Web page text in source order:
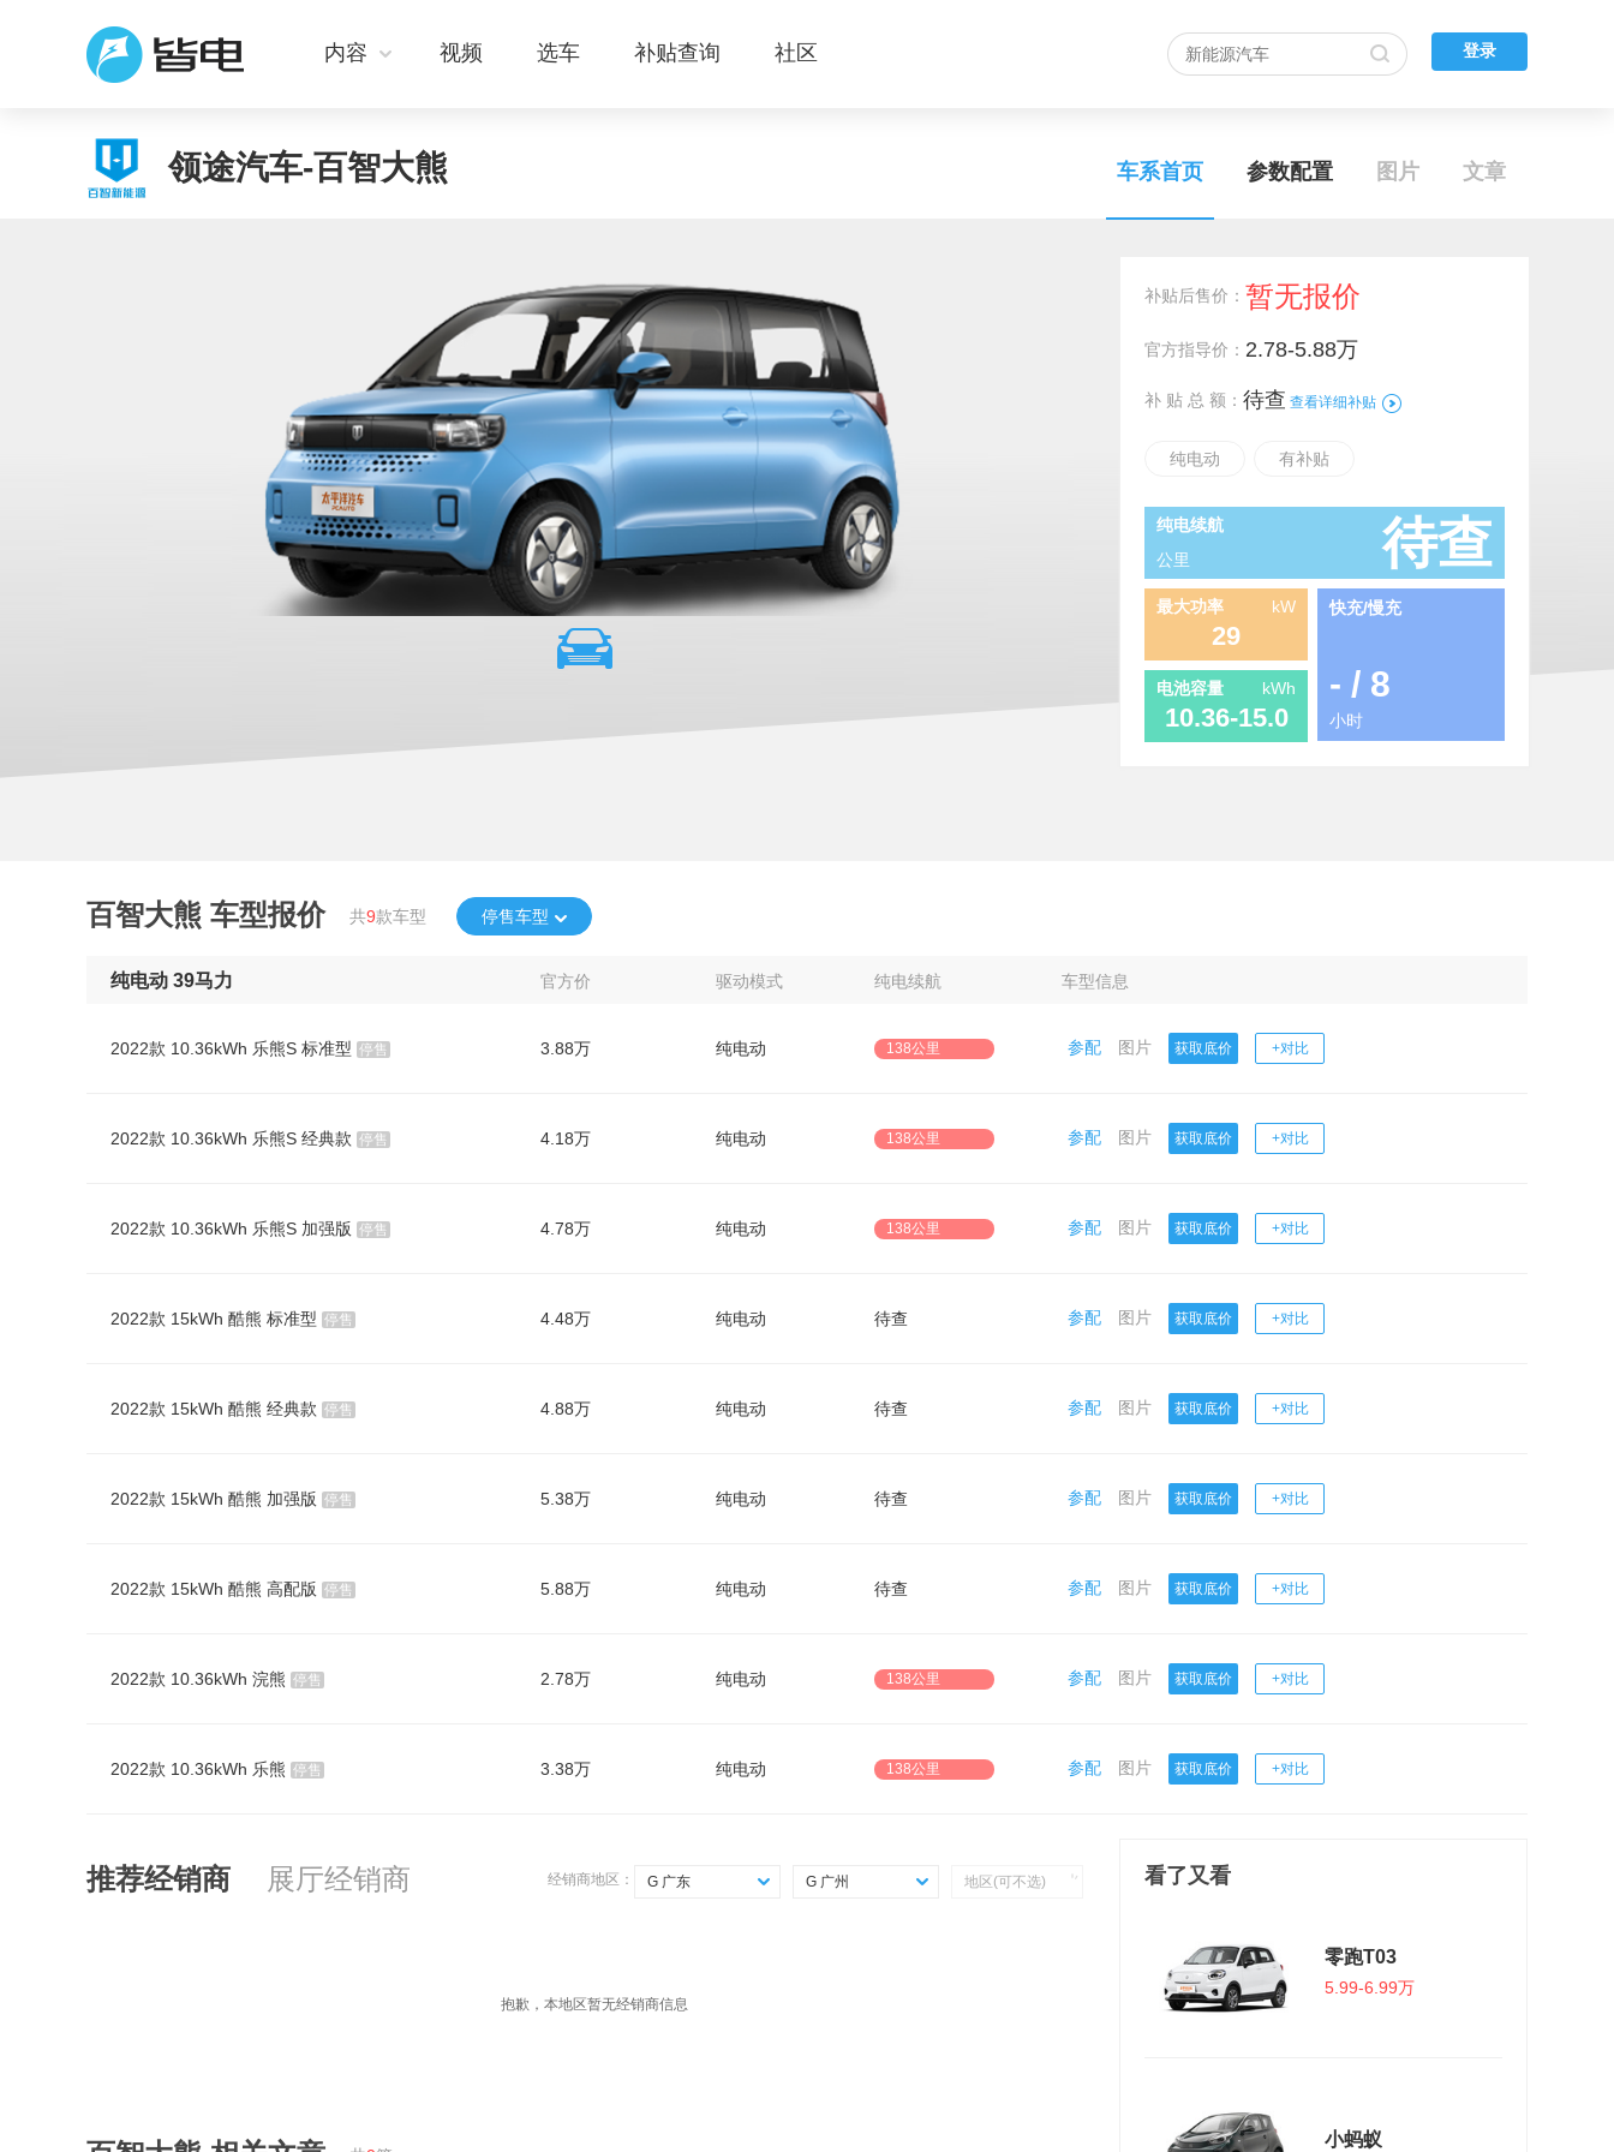
内容 视频 选车 补贴查询 社区 登录
领途汽车-百智大熊 车系首页 参数配置 图片 文章
补贴后售价： 暂无报价
官方指导价： 2.78-5.88万
补 贴 总 额： 待查 查看详细补贴
纯电动 有补贴
纯电续航
公里
待查
最大功率 kW
29
电池容量 kWh
10.36-15.0
快充/慢充
- / 8
小时
百智大熊 车型报价 共9款车型 停售车型
纯电动 39马力 官方价 驱动模式 纯电续航 车型信息
2022款 10.36kWh 乐熊S 标准型 停售 3.88万 纯电动 138公里 参配 图片 获取底价 +对比
2022款 10.36kWh 乐熊S 经典款 停售 4.18万 纯电动 138公里 参配 图片 获取底价 +对比
2022款 10.36kWh 乐熊S 加强版 停售 4.78万 纯电动 138公里 参配 图片 获取底价 +对比
2022款 15kWh 酷熊 标准型 停售 4.48万 纯电动 待查 参配 图片 获取底价 +对比
2022款 15kWh 酷熊 经典款 停售 4.88万 纯电动 待查 参配 图片 获取底价 +对比
2022款 15kWh 酷熊 加强版 停售 5.38万 纯电动 待查 参配 图片 获取底价 +对比
2022款 15kWh 酷熊 高配版 停售 5.88万 纯电动 待查 参配 图片 获取底价 +对比
2022款 10.36kWh 浣熊 停售 2.78万 纯电动 138公里 参配 图片 获取底价 +对比
2022款 10.36kWh 乐熊 停售 3.38万 纯电动 138公里 参配 图片 获取底价 +对比
推荐经销商 展厅经销商 G 广东
A 安徽
G 广州 地区(可不选)
经销商地区：
抱歉，本地区暂无经销商信息
看了又看
零跑T03
5.99-6.99万
小蚂蚁